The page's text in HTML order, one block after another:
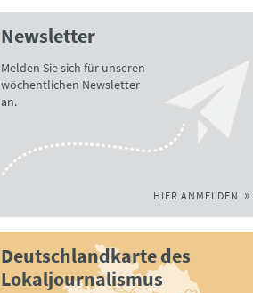
Newsletter
Melden Sie sich für unseren
wöchentlichen Newsletter
an.
HIER ANMELDEN
Deutschlandkarte des
Lokaljournalismus